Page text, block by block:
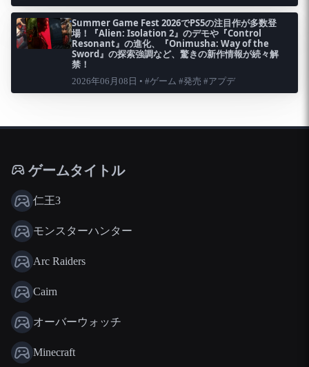
Summer Game Fest 2026でPS5の注目作が多数登
場！『Alien: Isolation 2』のデモや『Control
Resonant』の進化、『Onimusha: Way of the
Sword』の探索強調など、驚きの新作情報が続々解
禁！
2026年06月08日 • #ゲーム #発売 #アプデ
ゲームタイトル
仁王3
モンスターハンター
Arc Raiders
Cairn
オーバーウォッチ
Minecraft